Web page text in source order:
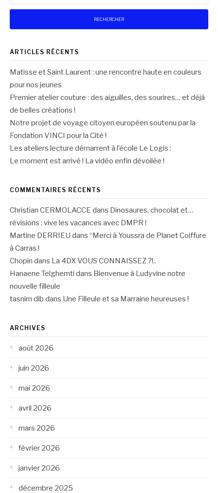
ARTICLES RÉCENTS
Matisse et Saint Laurent : une rencontre haute en couleurs
pour nos jeunes
Premier atelier couture : des aiguilles, des sourires… et déjà
de belles créations !
Notre projet de voyage citoyen européen soutenu par la
Fondation VINCI pour la Cité !
Les ateliers lecture démarrent à l’école Le Logis :
Le moment est arrivé ! La vidéo enfin dévoilée !
COMMENTAIRES RÉCENTS
Christian CERMOLACCE dans Dinosaures, chocolat et…
révisions : vive les vacances avec DMPR !
Martine DERRIEU dans “Merci à Youssra de Planet Coiffure
à Carras !
Chopin dans La 4DX VOUS CONNAISSEZ ?!..
Hanaene Telghemti dans Bienvenue à Ludyvine notre
nouvelle filleule
tasnim dib dans Une Filleule et sa Marraine heureuses !
ARCHIVES
août 2026
juin 2026
mai 2026
avril 2026
mars 2026
février 2026
janvier 2026
décembre 2025